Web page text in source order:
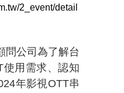
2_event/detail
問公司為了解台
用需求、認知
年影視OTT串